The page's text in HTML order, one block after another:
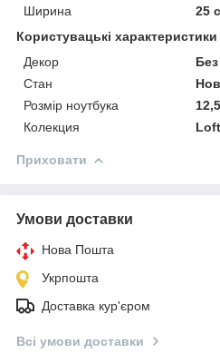
Ширина
25
Користувацькі характеристики
Декор
Стан
Розмір ноутбука
Колекция
Loft
Приховати
Умови доставки
Нова Пошта
Укрпошта
Доставка кур'єром
Всі умови доставки